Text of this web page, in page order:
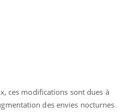
ces modifications sont dues à
des envies nocturnes